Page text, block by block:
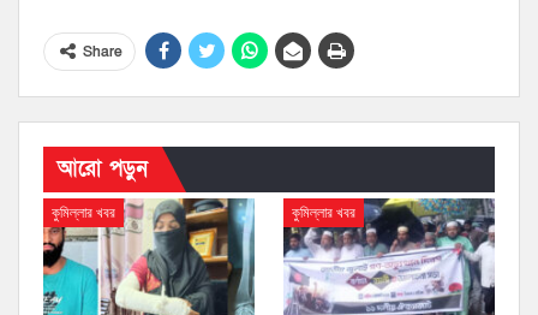
Share
আরো পড়ুন
কুমিল্লার খবর কুমিল্লার খবর